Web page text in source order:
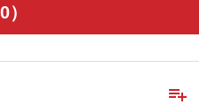
playlist_add